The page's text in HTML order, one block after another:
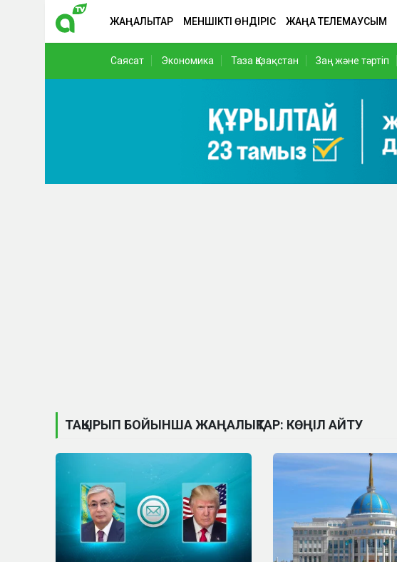
ЖАҢАЛЫҚТАР МЕНШІКТІ ӨНДІРІС ЖАҢА ТЕЛЕМАУСЫМ
Саясат Экономика Таза Қазақстан Заң және тәртіп
ТАҚЫРЫП БОЙЫНША ЖАҢАЛЫҚТАР: КӨҢІЛ АЙТУ